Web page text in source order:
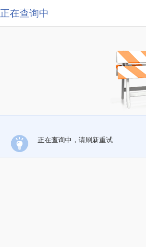
正在查询中
正在查询中，请刷新重试